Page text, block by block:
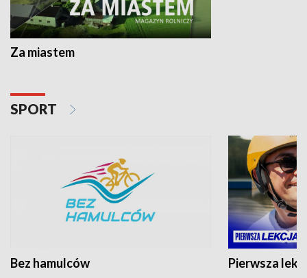
Za miastem
SPORT
Bez hamulców Pierwsza